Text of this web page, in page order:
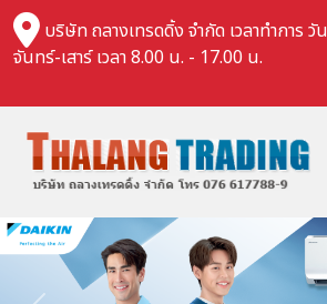
บริษัท ถลางเทรดดิ้ง จำกัด เวลาทำการ วัน
จันทร์-เสาร์ เวลา 8.00 น. - 17.00 น.